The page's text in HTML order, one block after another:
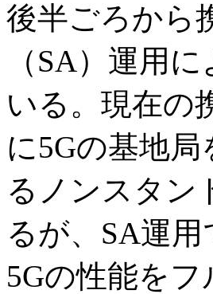
後半ごろから
（SA）運用
いる。現在の
に5Gの基地
るノンスタン
るが、SA運
5Gの性能を